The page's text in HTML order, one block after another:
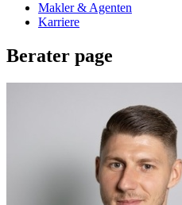
Makler & Agenten
Karriere
Berater page